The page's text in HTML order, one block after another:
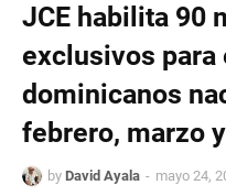
JCE habilita 90
exclusivos para
dominicanos
febrero, marzo
by David Ayala mayo 24,